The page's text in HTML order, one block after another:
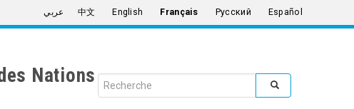
عربي 中文 English Français Русский Español
Nations
Search form